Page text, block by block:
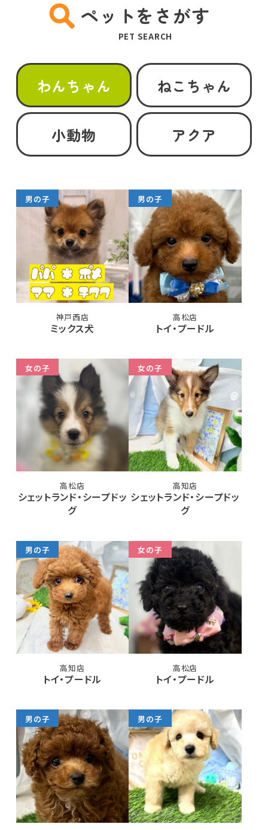
ペットをさがす
PET SEARCH
わんちゃん ねこちゃん
小動物 アクア
男の子
神戸西店
ミックス犬
男の子
高松店
トイ・プードル
女の子
高松店
シェットランド・シープドッ
グ
女の子
高知店
シェットランド・シープドッ
グ
男の子
高知店
トイ・プードル
女の子
高松店
トイ・プードル
男の子 男の子